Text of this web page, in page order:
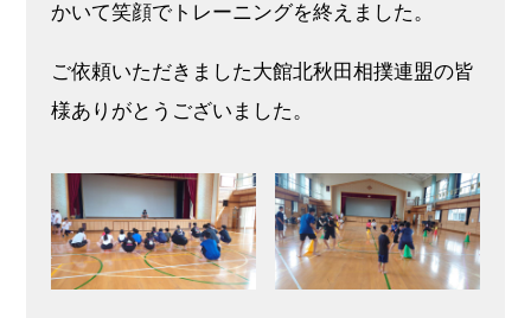
かいて笑顔でトレーニングを終えました。
ご依頼いただきました大館北秋田相撲連盟の皆
様ありがとうございました。